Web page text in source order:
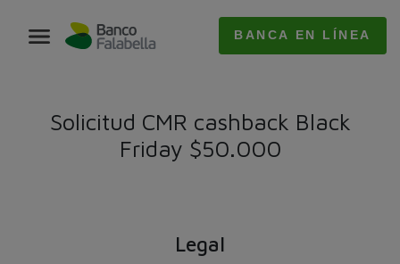
BANCA EN LÍNEA
Solicitud CMR cashback Black
Friday $50.000
Legal